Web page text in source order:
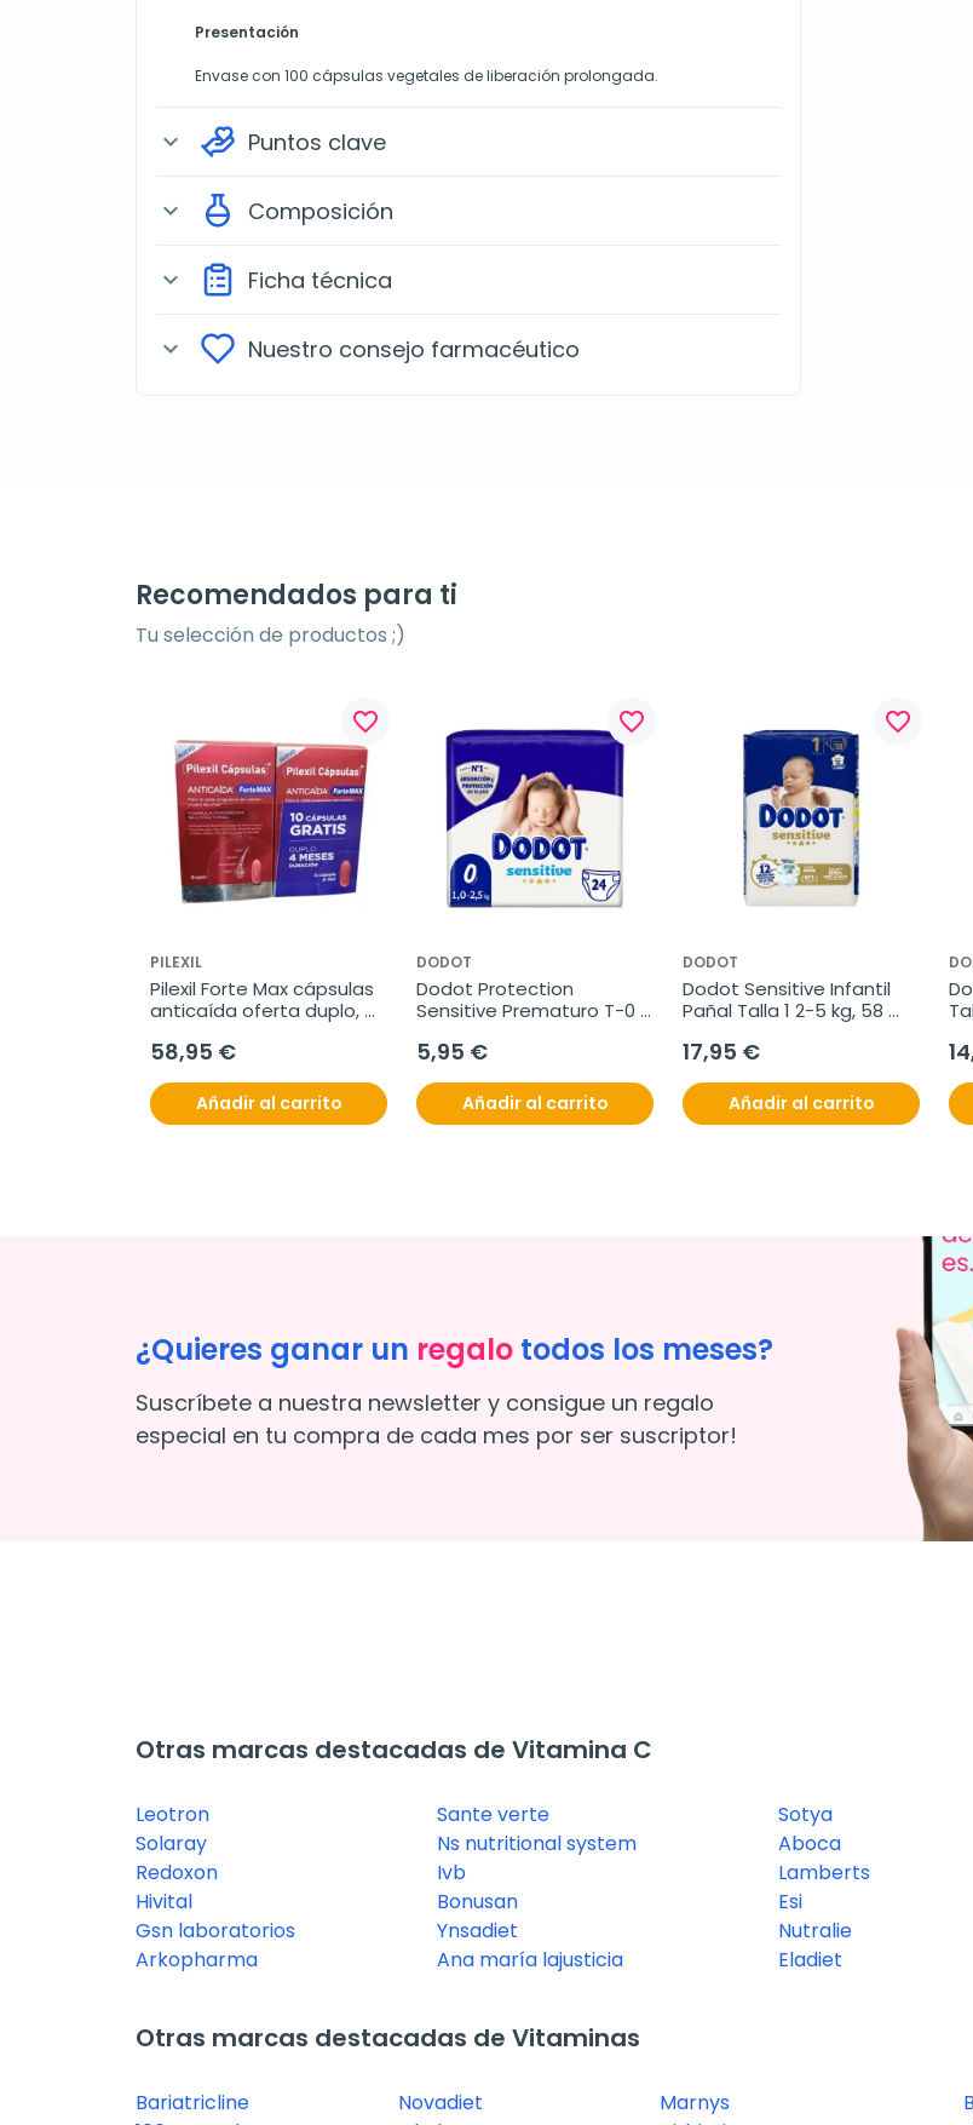
Presentación
Envase con 100 cápsulas vegetales de liberación prolongada.
expand_more Puntos clave
expand_more Composición
expand_more Ficha técnica
expand_more Nuestro consejo farmacéutico
Recomendados para ti
Tu selección de productos ;)
favorite_border
PILEXIL
Pilexil Forte Max cápsulas
anticaída oferta duplo,
58,95 €
Añadir al carrito
favorite_border
DODOT
Dodot Protection
Sensitive Prematuro T-0
5,95 €
Añadir al carrito
favorite_border
DODOT
Dodot Sensitive Infantil
Pañal Talla 1 2-5 kg, 58
17,95 €
Añadir al carrito
¿Quieres ganar un regalo todos los meses?
Suscríbete a nuestra newsletter y consigue un regalo
especial en tu compra de cada mes por ser suscriptor!
Otras marcas destacadas de Vitamina C
Leotron
Solaray
Redoxon
Hivital
Gsn laboratorios
Arkopharma
Sante verte
Ns nutritional system
Ivb
Bonusan
Ynsadiet
Ana maría lajusticia
Sotya
Aboca
Lamberts
Esi
Nutralie
Eladiet
Otras marcas destacadas de Vitaminas
Bariatricline
Novadiet
Marnys